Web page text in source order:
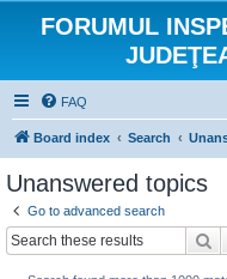
FORUMUL
FAQ
Board index Search
Unanswered topics
Go to advanced search